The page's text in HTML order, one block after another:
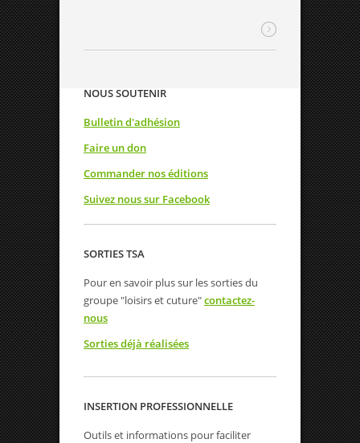
NOUS SOUTENIR
Bulletin d'adhésion
Faire un don
Commander nos éditions
Suivez nous sur Facebook
SORTIES TSA
Pour en savoir plus sur les sorties du
groupe "loisirs et cuture"contactez-
nous
Sorties déjà réalisées
INSERTION PROFESSIONNELLE
Outils et informations pour faciliter